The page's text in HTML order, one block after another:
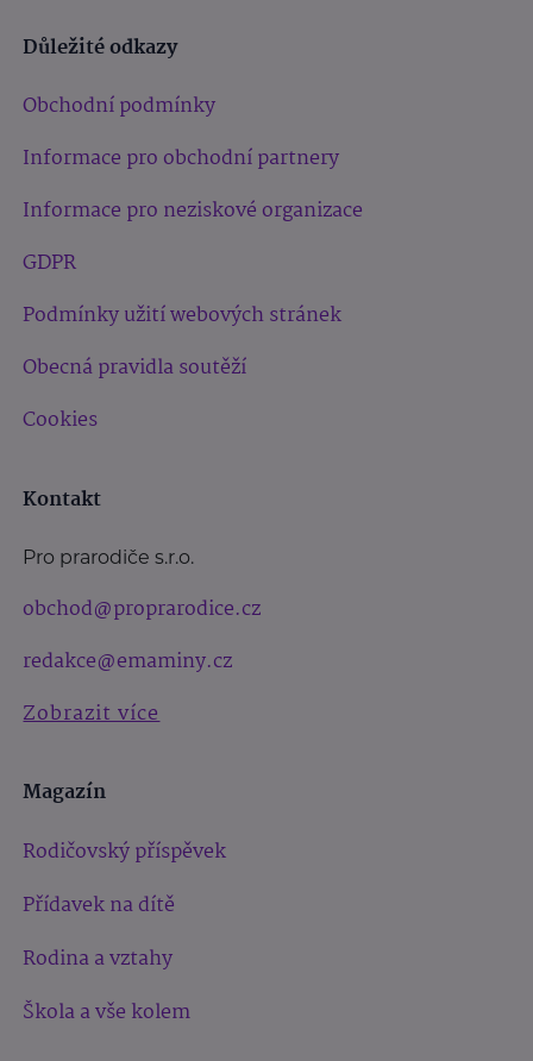
Důležité odkazy
Obchodní podmínky
Informace pro obchodní partnery
Informace pro neziskové organizace
GDPR
Podmínky užití webových stránek
Obecná pravidla soutěží
Cookies
Kontakt
Pro prarodiče s.r.o.
obchod@proprarodice.cz
redakce@emaminy.cz
Zobrazit více
Magazín
Rodičovský příspěvek
Přídavek na dítě
Rodina a vztahy
Škola a vše kolem